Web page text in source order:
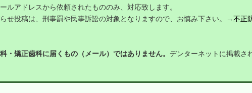
ルアドレスから依頼されたもののみ、対応致します。
せ投稿は、刑事罰や民事訴訟の対象となりますので、お慎み下さい。→不正
・矯正歯科に届くもの（メール）ではありません。 デンターネットに掲載さ